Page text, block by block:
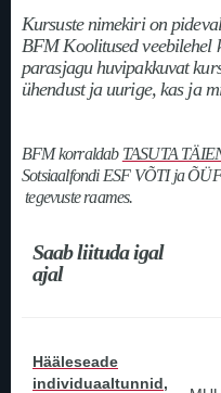
Kursuste nimekiri on
BFM Koolitused veebilehel
parasjagu huvipakkuvat
ühendust ja uurige, kas ja
BFM korraldab TASUTA
Sotsiaalfondi ESF VÕTI ja
tegevuste raames.
Saab liituda igal
ajal
Hääleseade
individuaaltunnid,